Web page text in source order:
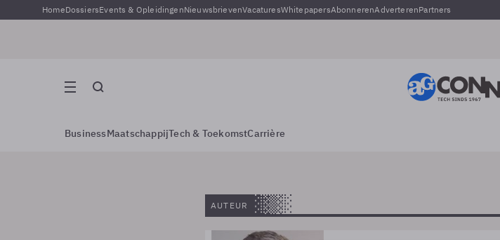
HomeDossiersEvents & OpleidingenNieuwsbrievenVacaturesWhitepapersAbonnerenAdverterenPartners
BusinessMaatschappijTech & ToekomstCarrière
AUTEUR